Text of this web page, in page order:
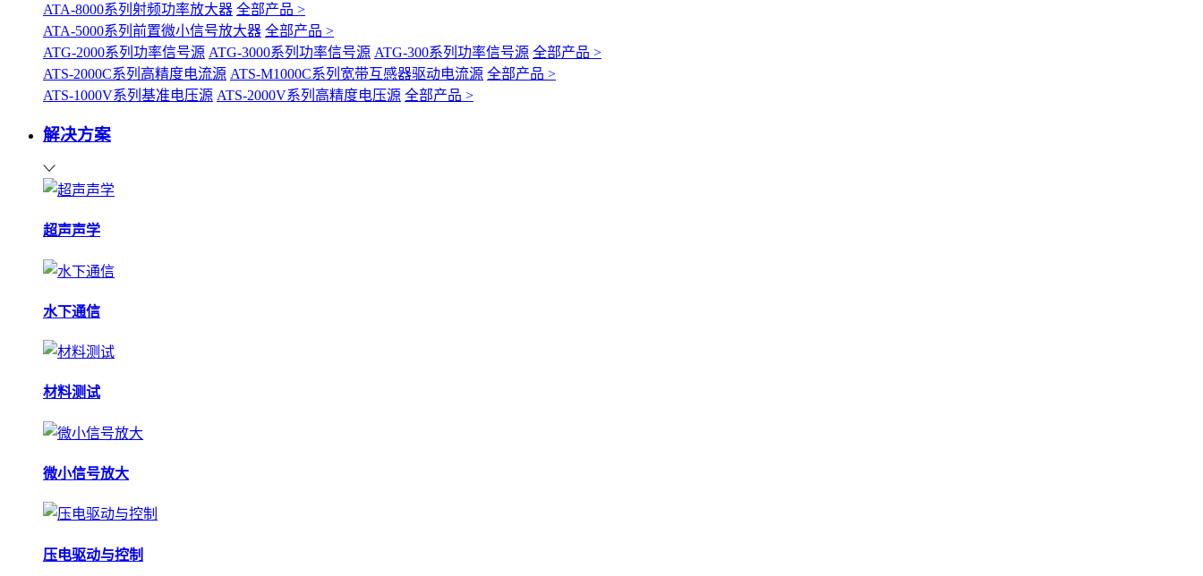
ATA-8000系列射频功率放大器 全部产品 >
ATA-5000系列前置微小信号放大器 全部产品 >
ATG-2000系列功率信号源 ATG-3000系列功率信号源 ATG-300系列功率信号源 全部产品 >
ATS-2000C系列高精度电流源 ATS-M1000C系列宽带互感器驱动电流源 全部产品 >
ATS-1000V系列基准电压源 ATS-2000V系列高精度电压源 全部产品 >
解决方案
超声声学
水下通信
材料测试
微小信号放大
压电驱动与控制